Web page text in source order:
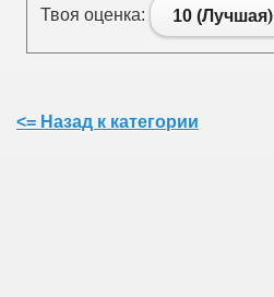
Твоя оценка: 10 (Лучшая)
<= Назад к категории